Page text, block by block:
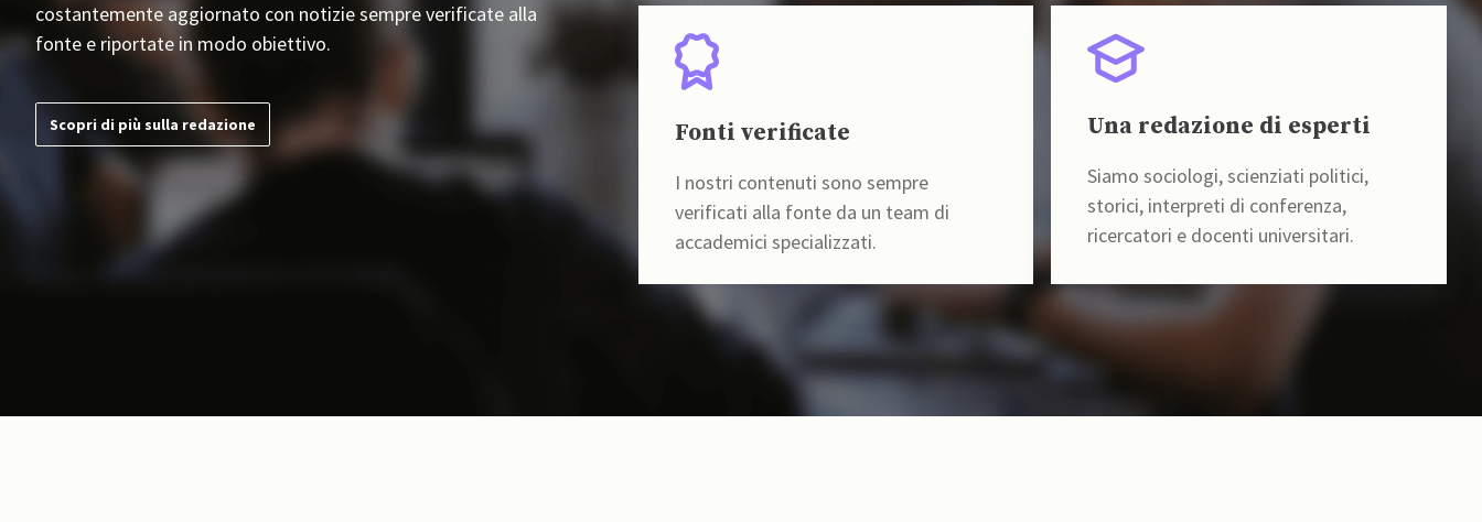
costantemente aggiornato con notizie sempre verificate alla
fonte e riportate in modo obiettivo.
Scopri di più sulla redazione Fonti verificate
I nostri contenuti sono sempre
verificati alla fonte da un team di
accademici specializzati.
Una redazione di esperti
Siamo sociologi, scienziati politici,
storici, interpreti di conferenza,
ricercatori e docenti universitari.